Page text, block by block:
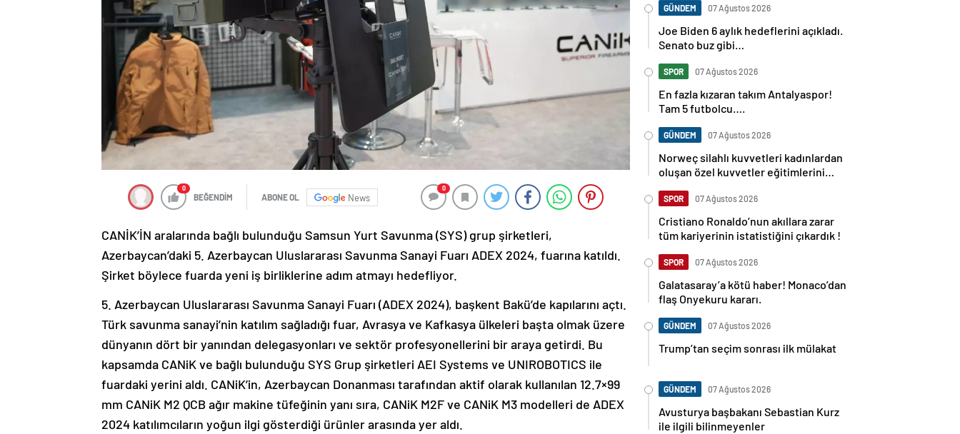
0
BEĞENDİM ABONE OL News
0
CANİK’İN aralarında bağlı bulunduğu Samsun Yurt Savunma (SYS) grup şirketleri,
Azerbaycan’daki 5. Azerbaycan Uluslararası Savunma Sanayi Fuarı ADEX 2024, fuarına katıldı.
Şirket böylece fuarda yeni iş birliklerine adım atmayı hedefliyor.
5. Azerbaycan Uluslararası Savunma Sanayi Fuarı (ADEX 2024), başkent Bakü’de kapılarını açtı.
Türk savunma sanayi’nin katılım sağladığı fuar, Avrasya ve Kafkasya ülkeleri başta olmak üzere
dünyanın dört bir yanından delegasyonları ve sektör profesyonellerini bir araya getirdi. Bu
kapsamda CANiK ve bağlı bulunduğu SYS Grup şirketleri AEI Systems ve UNIROBOTICS ile
fuardaki yerini aldı. CANiK’in, Azerbaycan Donanması tarafından aktif olarak kullanılan 12.7×99
mm CANiK M2 QCB ağır makine tüfeğinin yanı sıra, CANiK M2F ve CANiK M3 modelleri de ADEX
2024 katılımcıların yoğun ilgi gösterdiği ürünler arasında yer aldı.
GÜNDEM 07 Ağustos 2026
Joe Biden 6 aylık hedeflerini açıkladı.
Senato buz gibi…
SPOR 07 Ağustos 2026
En fazla kızaran takım Antalyaspor!
Tam 5 futbolcu….
GÜNDEM 07 Ağustos 2026
Norweç silahlı kuvvetleri kadınlardan
oluşan özel kuvvetler eğitimlerini
SPOR 07 Ağustos 2026
Cristiano Ronaldo’nun akıllara zarar
tüm kariyerinin istatistiğini çıkardık !
SPOR 07 Ağustos 2026
Galatasaray’a kötü haber! Monaco’dan
flaş Onyekuru kararı.
GÜNDEM 07 Ağustos 2026
Trump’tan seçim sonrası ilk mülakat
GÜNDEM 07 Ağustos 2026
Avusturya başbakanı Sebastian Kurz
ile ilgili bilinmeyenler